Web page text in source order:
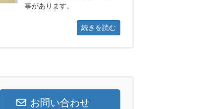
事があります。
続きを読む
お問い合わせ